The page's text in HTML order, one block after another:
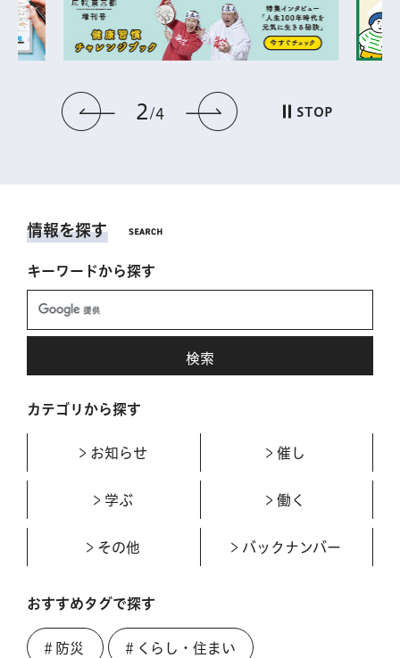
前のスライドを表示
2 4 次のスライドを表
STOP
情報を探す
キーワードから探す
カテゴリから探す
お知らせ 催し
学ぶ 働く
その他 バックナンバー
おすすめタグで探す
＃防災 ＃くらし・住まい